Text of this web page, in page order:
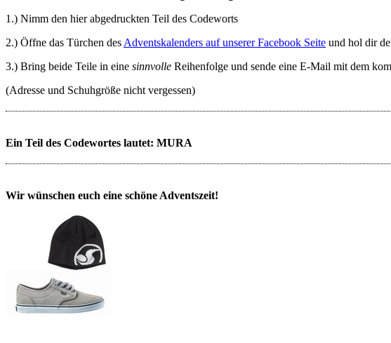
1.) Nimm den hier abgedruckten Teil des Codeworts
2.) Öffne das Türchen des Adventskalenders auf unserer Facebook Seite und hol dir
3.) Bring beide Teile in eine sinnvolle Reihenfolge und sende eine E-Mail mit dem
(Adresse und Schuhgröße nicht vergessen)
Ein Teil des Codewortes lautet: MURA
Wir wünschen euch eine schöne Adventszeit!